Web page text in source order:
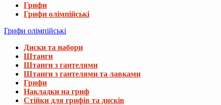
Грифи
Грифи олімпійські
Грифи олімпійські
Диски та набори
Штанги
Штанги з гантелями
Штанги з гантелями та лавками
Грифи
Накладки на гриф
Стійки для грифів та дисків